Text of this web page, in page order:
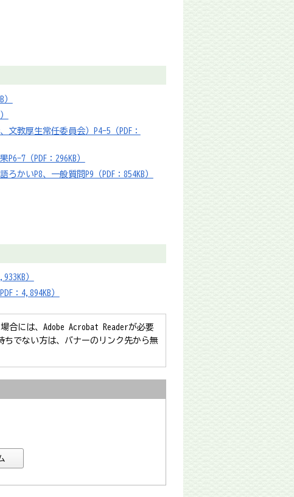
教厚生常任委員会）P4-5（PDF：
7（PDF：296KB）
かいP8、一般質問P9（PDF：854KB）
）
：4,894KB）
合には、Adobe Acrobat Readerが必要
ちでない方は、バナーのリンク先から無